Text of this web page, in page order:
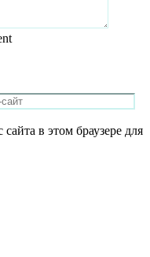
в этом браузере для